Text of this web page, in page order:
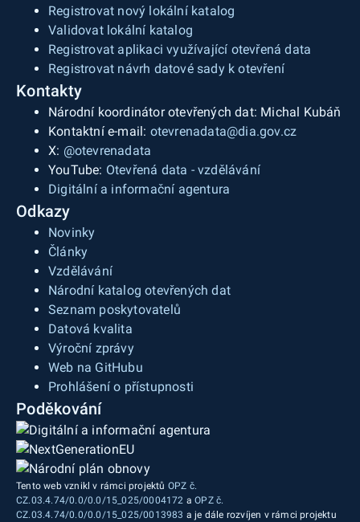
Registrovat nový lokální katalog
Validovat lokální katalog
Registrovat aplikaci využívající otevřená data
Registrovat návrh datové sady k otevření
Kontakty
Národní koordinátor otevřených dat: Michal Kubáň
Kontaktní e-mail: otevrenadata@dia.gov.cz
X: @otevrenadata
YouTube: Otevřená data - vzdělávání
Digitální a informační agentura
Odkazy
Novinky
Články
Vzdělávání
Národní katalog otevřených dat
Seznam poskytovatelů
Datová kvalita
Výroční zprávy
Web na GitHubu
Prohlášení o přístupnosti
Poděkování
Tento web vznikl v rámci projektů OPZ č.
CZ.03.4.74/0.0/0.0/15_025/0004172 aOPZ č.
CZ.03.4.74/0.0/0.0/15_025/0013983 a je dále rozvíjen v rámci projektu